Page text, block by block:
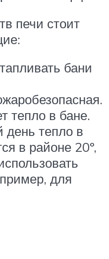
печи стоит
бани
тепло в бане.
день тепло в
в районе 20º,
для